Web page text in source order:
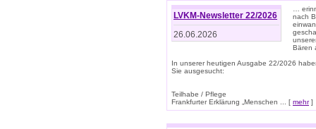
LVKM-Newsletter 22/2026
26.06.2026
…
nach
Bären
In unserer heutigen Ausgabe 22/2026
Sie ausgesucht:
Teilhabe / Pflege
Frankfurter Erklärung „Menschen ... [ mehr]